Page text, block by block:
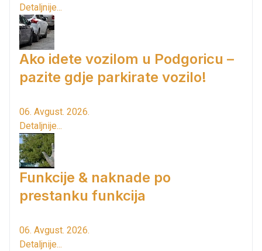
Detaljnije...
Ako idete vozilom u Podgoricu –
pazite gdje parkirate vozilo!
06. Avgust. 2026.
Detaljnije...
Funkcije & naknade po
prestanku funkcija
06. Avgust. 2026.
Detaljnije...